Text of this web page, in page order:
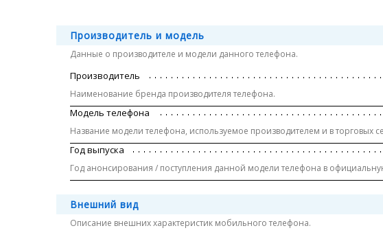
Производитель и модель
Данные о производителе и модели данного телефона.
Производитель
Наименование бренда производителя телефона.
Модель телефона
Название модели телефона, используемое производителем и в торговых
Год выпуска
Год анонсирования / поступления данной модели телефона в
Внешний вид
Описание внешних характеристик мобильного телефона.